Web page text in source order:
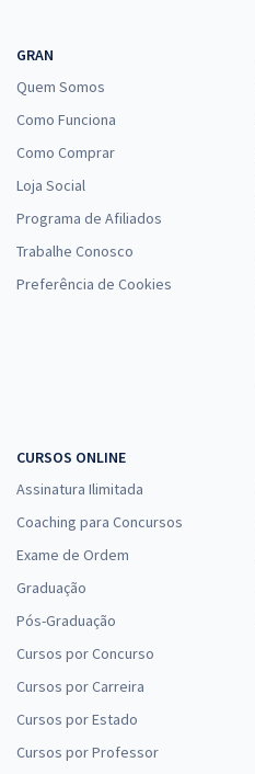
GRAN
Quem Somos
Como Funciona
Como Comprar
Loja Social
Programa de Afiliados
Trabalhe Conosco
Preferência de Cookies
CURSOS ONLINE
Assinatura Ilimitada
Coaching para Concursos
Exame de Ordem
Graduação
Pós-Graduação
Cursos por Concurso
Cursos por Carreira
Cursos por Estado
Cursos por Professor